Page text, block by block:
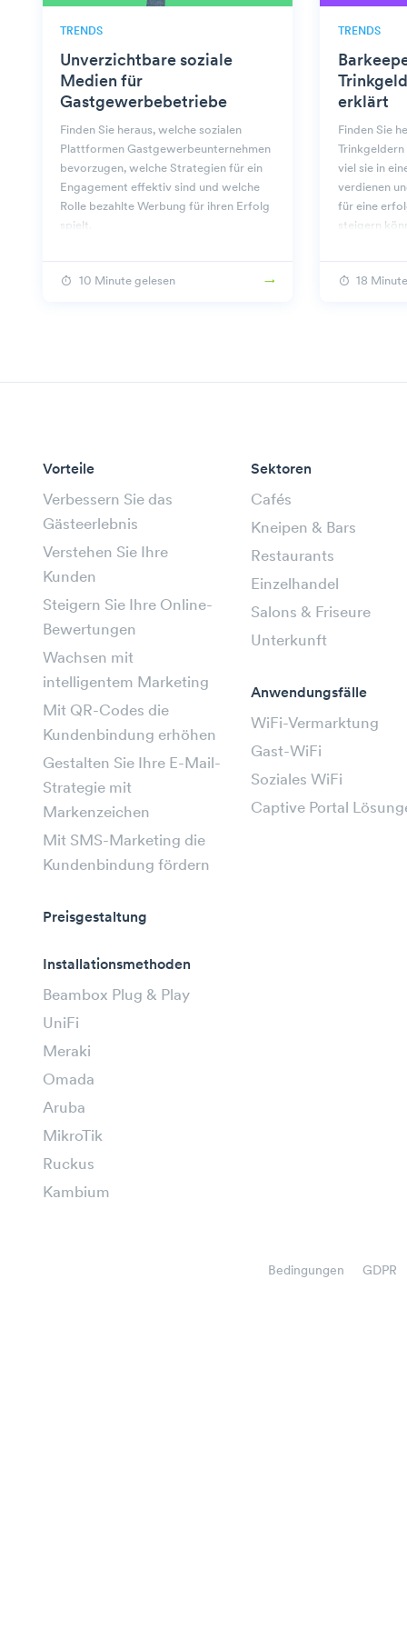
TRENDS
Unverzichtbare soziale
Medien für
Gastgewerbebetriebe
Finden Sie heraus, welche sozialen
Plattformen Gastgewerbeunternehmen
bevorzugen, welche Strategien für ein
Engagement effektiv sind und welche
Rolle bezahlte Werbung für ihren Erfolg
spielt.
10 Minute gelesen
TRENDS
erklärt
Finden Sie
viel sie in
verdienen
für eine
steigern
18
Vorteile
Verbessern Sie das
Gästeerlebnis
Verstehen Sie Ihre
Kunden
Steigern Sie Ihre Online-
Bewertungen
Wachsen mit
intelligentem Marketing
Mit QR-Codes die
Kundenbindung erhöhen
Gestalten Sie Ihre E-Mail-
Strategie mit
Markenzeichen
Mit SMS-Marketing die
Kundenbindung fördern
Preisgestaltung
Installationsmethoden
Beambox Plug & Play
UniFi
Meraki
Omada
Aruba
MikroTik
Ruckus
Kambium
Sektoren
Cafés
Kneipen & Bars
Restaurants
Einzelhandel
Salons & Friseure
Unterkunft
Anwendungsfälle
WiFi-Vermarktung
Gast-WiFi
Soziales WiFi
Captive Portal
Bedingungen GDPR